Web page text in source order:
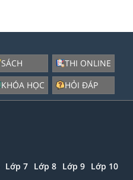
SÁCH
KHÓA HỌC
THI ONLINE
HỎI ĐÁP
Lớp 7 Lớp 8 Lớp 9 Lớp 10